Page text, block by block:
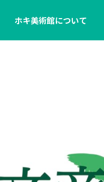
ホキ美術館について